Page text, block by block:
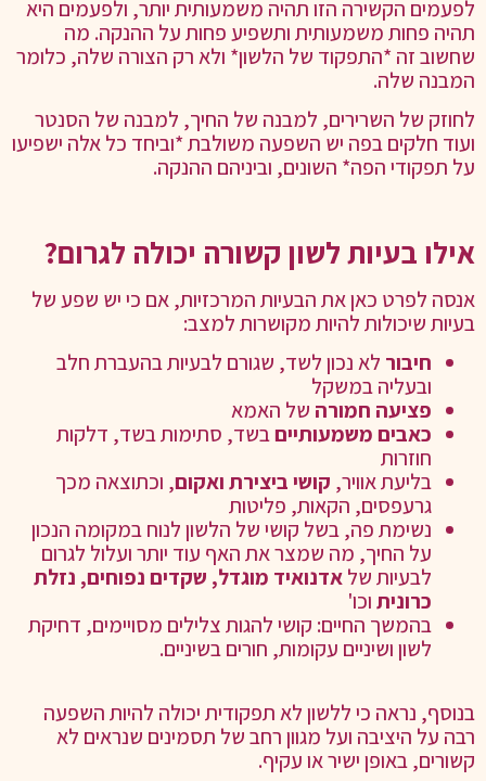
לפעמים הקשירה הזו תהיה משמעותית יותר, ולפעמים היא
תהיה פחות משמעותית ותשפיע פחות על ההנקה. מה
שחשוב זה *התפקוד של הלשון* ולא רק הצורה שלה, כלומר
המבנה שלה.
לחוזק של השרירים, למבנה של החיך, למבנה של הסנטר
ועוד חלקים בפה יש השפעה משולבת *וביחד כל אלה ישפיעו
על תפקודי הפה* השונים, וביניהם ההנקה.
אילו בעיות לשון קשורה יכולה לגרום?
אנסה לפרט כאן את הבעיות המרכזיות, אם כי יש שפע של
בעיות שיכולות להיות מקושרות למצב:
חיבור לא נכון לשד, שגורם לבעיות בהעברת חלב
ובעליה במשקל
פציעה חמורה של האמא
כאבים משמעותייםבשד, סתימות בשד, דלקות
חוזרות
בליעת אוויר, קושי ביצירת ואקום, וכתוצאה מכך
גרעפסים, הקאות, פליטות
נשימת פה, בשל קושי של הלשון לנוח במקומה הנכון
על החיך, מה שמצר את האף עוד יותר ועלול לגרום
לבעיות שלאדנואיד מוגדל, שקדים נפוחים, נזלת
כרוניתוכו'
בהמשך החיים: קושי להגות צלילים מסויימים, דחיקת
לשון ושיניים עקומות, חורים בשיניים.
בנוסף, נראה כי ללשון לא תפקודית יכולה להיות השפעה
רבה על היציבה ועל מגוון רחב של תסמינים שנראים לא
קשורים, באופן ישיר או עקיף.